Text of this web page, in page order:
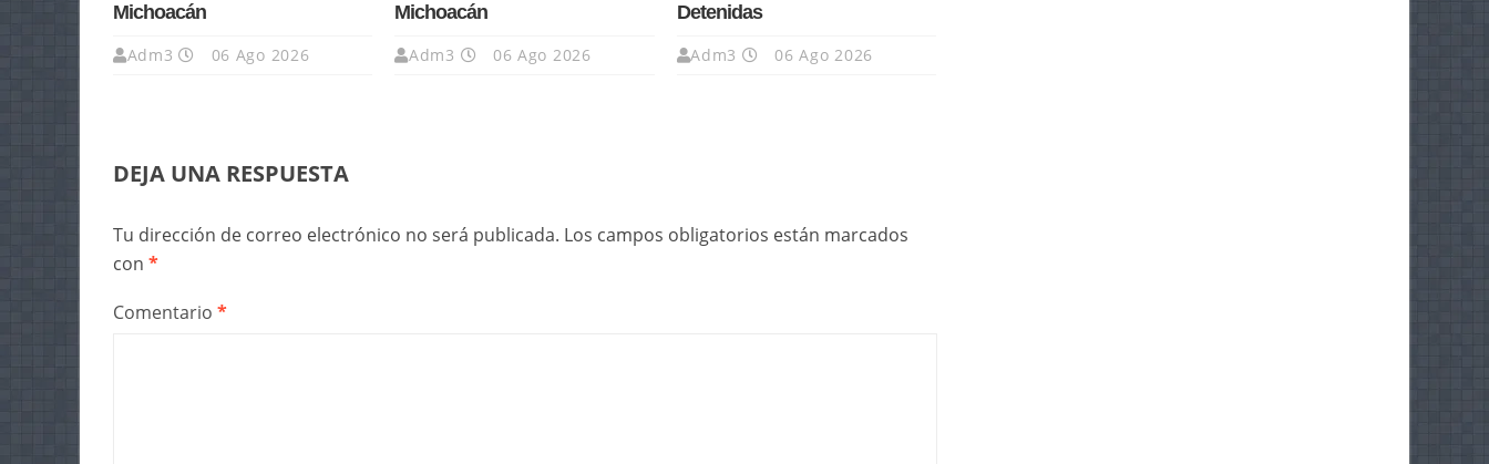
Michoacán
Adm3 06 Ago 2026
Michoacán
Adm3 06 Ago 2026
Detenidas
Adm3 06 Ago 2026
DEJA UNA RESPUESTA
Tu dirección de correo electrónico no será publicada. Los campos obligatorios están marcados
con *
Comentario *